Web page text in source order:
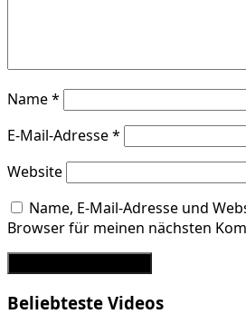
Name*
E-Mail-Adresse*
Website
Name, E-Mail-Adresse und
Browser für meinen nächsten
Beliebteste Videos